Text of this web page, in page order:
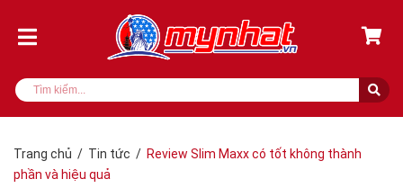
Trang chủ / Tin tức / Review Slim Maxx có tốt không thành
phần và hiệu quả